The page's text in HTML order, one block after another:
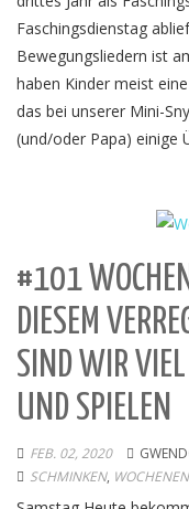
Faschingsdienstag
Bewegungsliedern ist
haben Kinder meist
das bei unserer Mini-
(und/oder Papa) einige
#101
DIESEM
SIND WIR
UND SPIELEN
FEB. 02, 2020
SCHMINKEN,